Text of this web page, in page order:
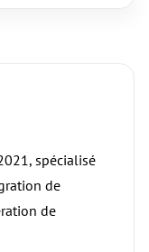
spécialisé
de
de